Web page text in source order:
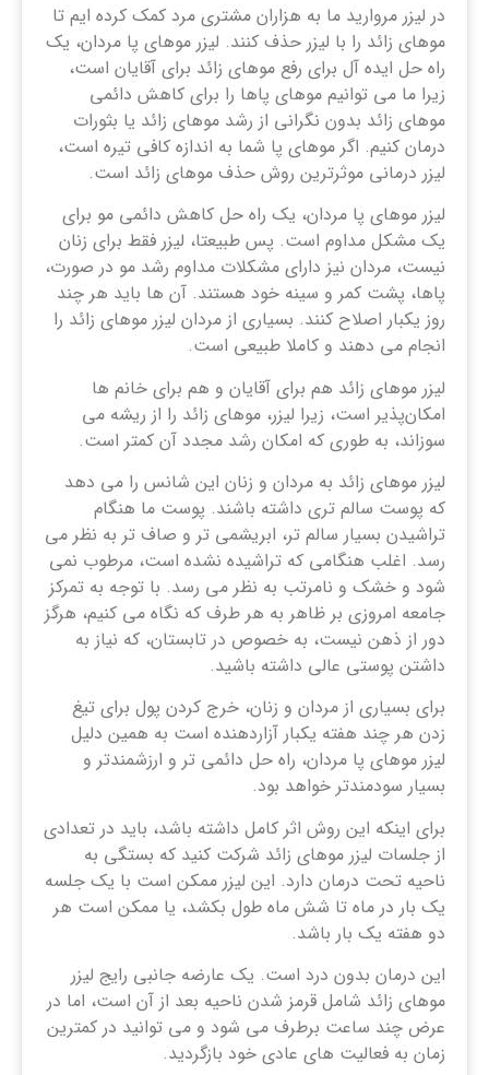
در لیزر مروارید ما به هزاران مشتری مرد کمک کرده ایم تا
موهای زائد را با لیزر حذف کنند. لیزر موهای پا مردان، یک
راه حل ایده آل برای رفع موهای زائد برای آقایان است،
زیرا ما می توانیم موهای پاها را برای کاهش دائمی
موهای زائد بدون نگرانی از رشد موهای زائد یا بثورات
درمان کنیم. اگر موهای پا شما به اندازه کافی تیره است،
لیزر درمانی موثرترین روش حذف موهای زائد است.
لیزر موهای پا مردان، یک راه حل کاهش دائمی مو برای
یک مشکل مداوم است. پس طبیعتا، لیزر فقط برای زنان
نیست، مردان نیز دارای مشکلات مداوم رشد مو در صورت،
پاها، پشت کمر و سینه خود هستند. آن ها باید هر چند
روز یکبار اصلاح کنند. بسیاری از مردان لیزر موهای زائد را
انجام می دهند و کاملا طبیعی است.
لیزر موهای زائد هم برای آقایان و هم برای خانم ‌ها
امکان‌پذیر است، زیرا لیزر، موهای زائد را از ریشه می
سوزاند، به طوری که امکان رشد مجدد آن کمتر است.
لیزر موهای زائد به مردان و زنان این شانس را می دهد
که پوست سالم تری داشته باشند. پوست ما هنگام
تراشیدن بسیار سالم تر، ابریشمی تر و صاف تر به نظر می
رسد. اغلب هنگامی که تراشیده نشده است، مرطوب نمی
شود و خشک و نامرتب به نظر می رسد. با توجه به تمرکز
جامعه امروزی بر ظاهر به هر طرف که نگاه می کنیم، هرگز
دور از ذهن نیست، به خصوص در تابستان، که نیاز به
داشتن پوستی عالی داشته باشید.
برای بسیاری از مردان و زنان، خرج کردن پول برای تیغ
زدن هر چند هفته یکبار آزاردهنده است به همین دلیل
لیزر موهای پا مردان، راه حل دائمی تر و ارزشمندتر و
بسیار سودمندتر خواهد بود.
برای اینکه این روش اثر کامل داشته باشد، باید در تعدادی
از جلسات لیزر موهای زائد شرکت کنید که بستگی به
ناحیه تحت درمان دارد. این لیزر ممکن است با یک جلسه
یک بار در ماه تا شش ماه طول بکشد، یا ممکن است هر
دو هفته یک بار باشد.
این درمان بدون درد است. یک عارضه جانبی رایج لیزر
موهای زائد شامل قرمز شدن ناحیه بعد از آن است، اما در
عرض چند ساعت برطرف می‌ شود و می‌ توانید در کمترین
زمان به فعالیت‌ های عادی خود بازگردید.